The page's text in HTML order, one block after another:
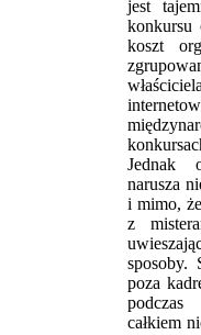
jest
konkursu
koszt
Jednak
narusza
i mimo,
z
sposoby.
poza
całkiem